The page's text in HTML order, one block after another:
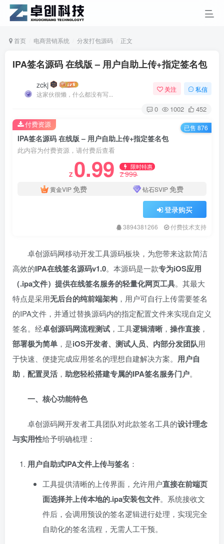
首页 电商营销系统 分发打包源码 正文
IPA签名源码 在线版 – 用户自助上传+指定签名包
zckj
这家伙很懒，什么都没有写...
关注 私信
0 1002 452
IPA签名源码 在线版 – 用户自助上传+指定签名包
此内容为付费资源，请付费后查看
Z 0.99 限时特惠
Z999
黄金VIP免费 钻石SVIP免费
登录购买
3894381266 付费技术支持
付费资源 已售 876
卓创源码网移动开发工具源码板块，为您带来这款简洁
高效的IPA在线签名源码v1.0。本源码是一款专为iOS应用
（.ipa文件）提供在线签名服务的轻量化网页工具。其最大
特点是采用无后台的纯前端架构 ，用户可自行上传需要签名
的IPA文件，并通过替换源码内的指定配置文件来实现自定义
签名。经卓创源码网流程测试 ，工具逻辑清晰 ， 操作直接 ，
部署极为简单 ，是iOS开发者、测试人员、内部分发团队用
于快速、便捷完成应用签名的理想自建解决方案。 用户自
助 ， 配置灵活， 助您轻松搭建专属的IPA签名服务门户。
一、核心功能特色
卓创源码网开发者工具团队对此款签名工具的设计理念
与实用性给予明确梳理：
用户自助式IPA文件上传与签名 ：
工具提供清晰的上传界面，允许用户直接在前端页
面选择并上传本地的.ipa安装包文件。系统接收文
件后，会调用预设的签名逻辑进行处理，实现完全
自助化的签名流程，无需人工干预。